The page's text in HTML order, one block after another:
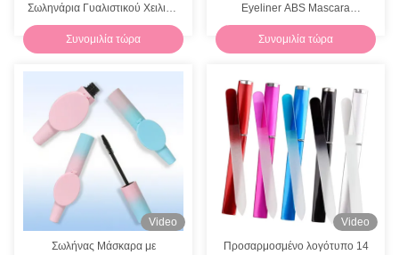
Σωληνάρια Γυαλιστικού Χειλιών
OEM Πλαστικά Δοχεία
Γυαλιστικού Χειλιών
Συνομιλία τώρα
Eyeliner ABS Mascara
Container Σκηνική εκτύπωση
Συνομιλία τώρα
Video
Σωλήνας Μάσκαρα με
Video
Προσαρμοσμένο λογότυπο 14